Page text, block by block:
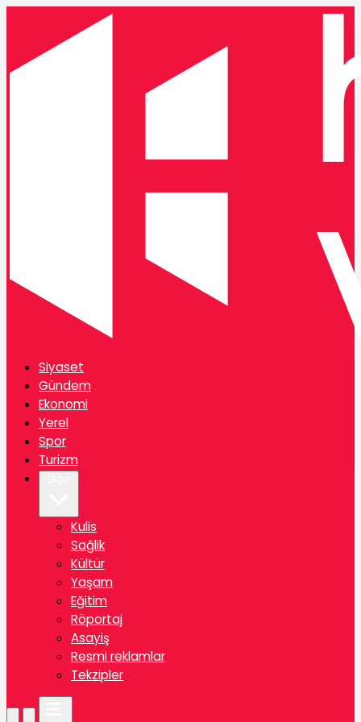
Siyaset
Gündem
Ekonomi
Yerel
Spor
Turizm
Kulis
Sağlik
Kültür
Yaşam
Eğitim
Röportaj
Asayiş
Resmi reklamlar
Tekzipler